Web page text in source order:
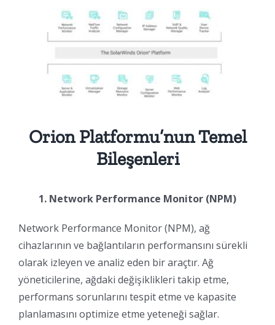
Orion Platformu’nun Temel
Bileşenleri
1. Network Performance Monitor (NPM)
Network Performance Monitor (NPM), ağ
cihazlarının ve bağlantıların performansını sürekli
olarak izleyen ve analiz eden bir araçtır. Ağ
yöneticilerine, ağdaki değişiklikleri takip etme,
performans sorunlarını tespit etme ve kapasite
planlamasını optimize etme yeteneği sağlar.